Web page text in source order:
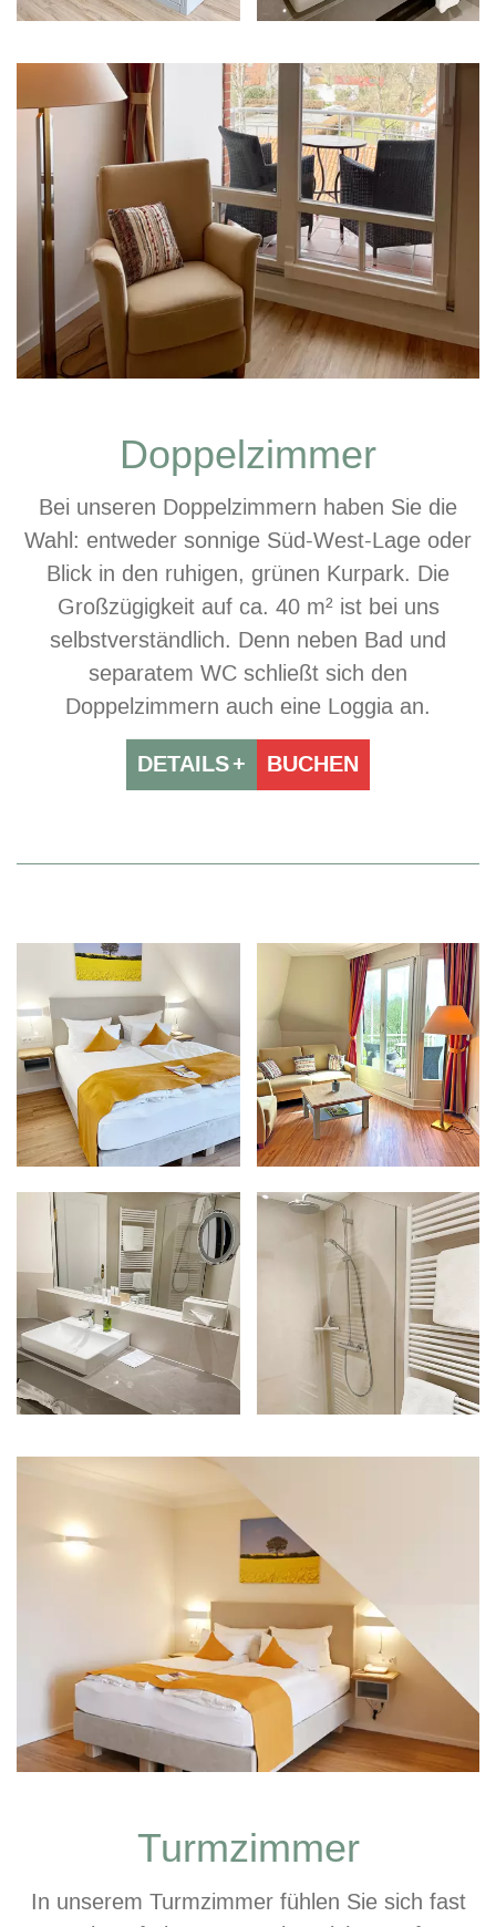
Doppelzimmer
Bei unseren Doppelzimmern haben Sie die
Wahl: entweder sonnige Süd-West-Lage oder
Blick in den ruhigen, grünen Kurpark. Die
Großzügigkeit auf ca. 40 m² ist bei uns
selbstverständlich. Denn neben Bad und
separatem WC schließt sich den
Doppelzimmern auch eine Loggia an.
BUCHEN
DETAILS
Turmzimmer
In unserem Turmzimmer fühlen Sie sich fast